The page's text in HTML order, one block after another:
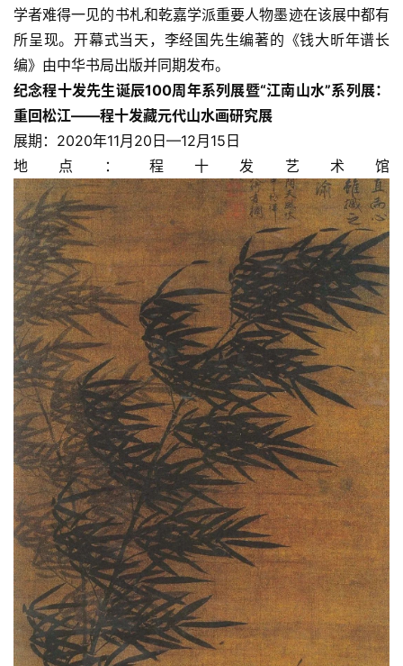
学者难得一见的书札和乾嘉学派重要人物墨迹在该展中都有
所呈现。开幕式当天，李经国先生编著的《钱大昕年谱长
编》由中华书局出版并同期发布。
纪念程十发先生诞辰100周年系列展暨“江南山水”系列展：
重回松江——程十发藏元代山水画研究展
展期：2020年11月20日—12月15日
地点：程十发艺术馆